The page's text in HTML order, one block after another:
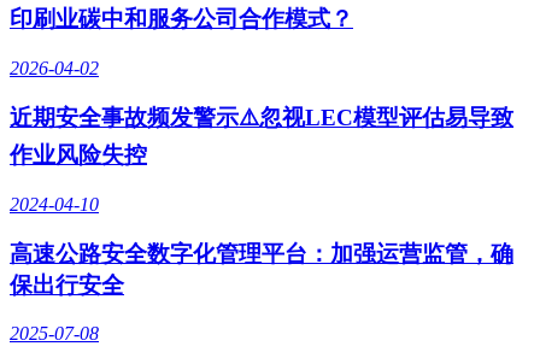
印刷业碳中和服务公司合作模式？
2026-04-02
近期安全事故频发警示⚠️忽视LEC模型评估易导致
作业风险失控
2024-04-10
高速公路安全数字化管理平台：加强运营监管，确
保出行安全
2025-07-08